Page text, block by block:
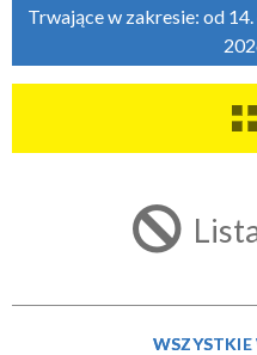
Szukana fraza
Trwające w zakresie
Miejsce
Trwające w zakresie: od